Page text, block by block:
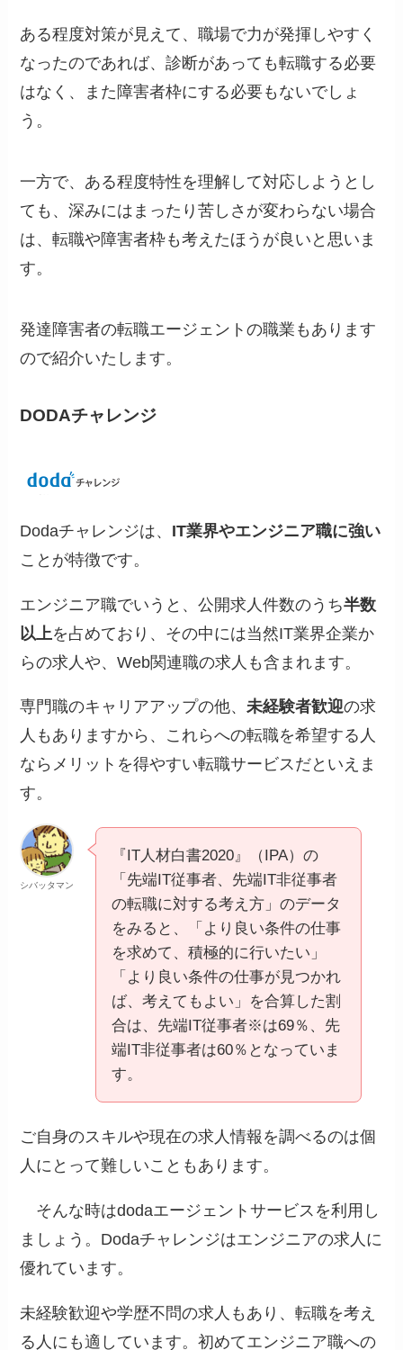
ある程度対策が見えて、職場で力が発揮しやすく
なったのであれば、診断があっても転職する必要
はなく、また障害者枠にする必要もないでしょ
う。
一方で、ある程度特性を理解して対応しようとし
ても、深みにはまったり苦しさが変わらない場合
は、転職や障害者枠も考えたほうが良いと思いま
す。
発達障害者の転職エージェントの職業もあります
ので紹介いたします。
DODAチャレンジ
Dodaチャレンジは、 IT業界やエンジニア職に強い
ことが特徴です。
エンジニア職でいうと、公開求人件数のうち半数
以上を占めており、その中には当然IT業界企業か
らの求人や、Web関連職の求人も含まれます。
専門職のキャリアアップの他、未経験者歓迎の求
人もありますから、これらへの転職を希望する人
ならメリットを得やすい転職サービスだといえま
す。
シバッタマン
『IT人材白書2020』（IPA）の
「先端IT従事者、先端IT非従事者
の転職に対する考え方」のデータ
をみると、「より良い条件の仕事
を求めて、積極的に行いたい」
「より良い条件の仕事が見つかれ
ば、考えてもよい」を合算した割
合は、先端IT従事者※は69％、先
端IT非従事者は60％となっていま
す。
ご自身のスキルや現在の求人情報を調べるのは個
人にとって難しいこともあります。
そんな時はdodaエージェントサービスを利用し
ましょう。Dodaチャレンジはエンジニアの求人に
優れています。
未経験歓迎や学歴不問の求人もあり、転職を考え
る人にも適しています。初めてエンジニア職への